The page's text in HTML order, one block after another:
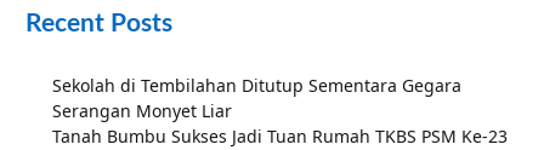
Recent Posts
Sekolah di Tembilahan Ditutup Sementara Gegara
Serangan Monyet Liar
Tanah Bumbu Sukses Jadi Tuan Rumah TKBS PSM Ke-23